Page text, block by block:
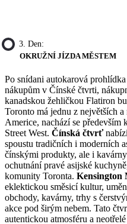
3. Den:
OKRUŽNÍ JÍZDA MĚSTEM
Po snídani autokarová
nákupům v Čínské čtvrti,
kanadskou žehličkou Flatiron
Toronto má jednu z největších
Americe, nachází se především
Street West. Čínská čtvrť
spoustu tradičních i moderních
čínskými produkty, ale i
ochutnání pravé asijské
komunity Toronta. Kensington
eklektickou směsicí kultur,
obchody, kavárny, trhy s
akce pod širým nebem. Tato
autentickou atmosféru a